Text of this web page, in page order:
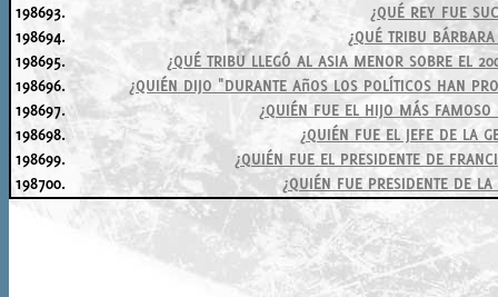
198693.
¿QUÉ REY FUE
198694.
¿QUÉ TRIBU
198695.
¿QUÉ TRIBU LLEGÓ AL ASIA MENOR SOBRE EL
198696.
¿QUIÉN DIJO "DURANTE AñOS LOS POLÍTICOS HAN
198697.
¿QUIÉN FUE EL HIJO MÁS
198698.
¿QUIÉN FUE EL JEFE DE LA
198699.
¿QUIÉN FUE EL PRESIDENTE DE
198700.
¿QUIÉN FUE PRESIDENTE DE